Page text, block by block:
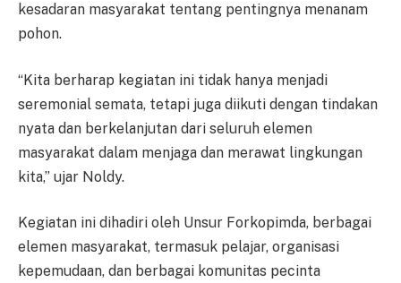
kesadaran masyarakat tentang pentingnya menanam
pohon.
“Kita berharap kegiatan ini tidak hanya menjadi
seremonial semata, tetapi juga diikuti dengan tindakan
nyata dan berkelanjutan dari seluruh elemen
masyarakat dalam menjaga dan merawat lingkungan
kita,” ujar Noldy.
Kegiatan ini dihadiri oleh Unsur Forkopimda, berbagai
elemen masyarakat, termasuk pelajar, organisasi
kepemudaan, dan berbagai komunitas pecinta